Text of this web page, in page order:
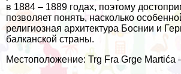
в 1884 – 1889 годах, поэтому
позволяет понять, насколько
религиозная архитектура Боснии и
балканской страны.
Местоположение: Trg Fra Grge Martića